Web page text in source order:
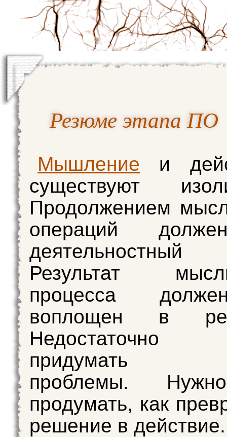
Резюме этапа ПО
Мышление и
существуют
Продолжением
операций
Результат
процесса
воплощен в
Недостаточно
придумать
проблемы.
продумать, как
решение в действие.